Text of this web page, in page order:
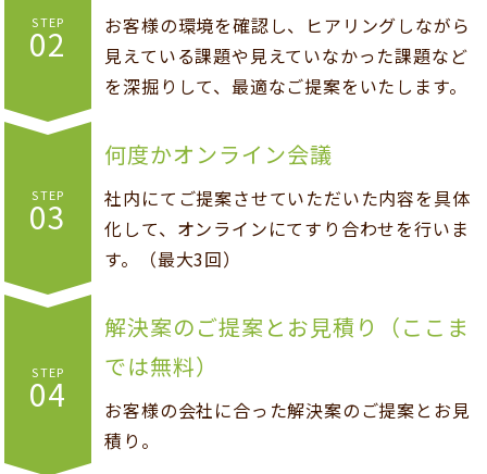
STEP
02
お客様の環境を確認し、ヒアリングしながら
見えている課題や見えていなかった課題など
を深掘りして、最適なご提案をいたします。
STEP
03
何度かオンライン会議
社内にてご提案させていただいた内容を具体
化して、オンラインにてすり合わせを行いま
す。（最大3回）
STEP
04
解決案のご提案とお見積り（ここま
では無料）
お客様の会社に合った解決案のご提案とお見
積り。